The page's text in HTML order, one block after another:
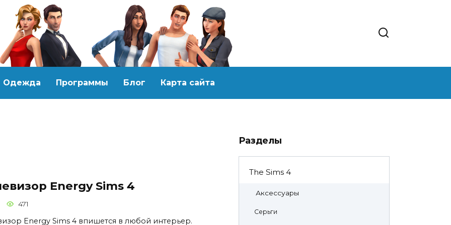
Одежда Программы Блог Карта сайта
Energy Sims 4
471
Energy Sims 4 впишется в любой интерьер.
Разделы
The Sims 4
Аксессуары
Серьги